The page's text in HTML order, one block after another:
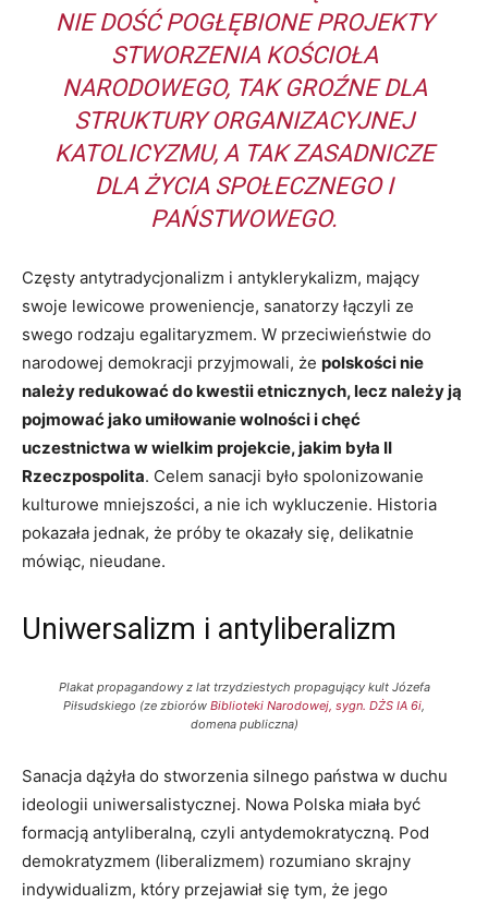
NIE DOŚĆ POGŁĘBIONE PROJEKTY
STWORZENIA KOŚCIOŁA
NARODOWEGO, TAK GROŹNE DLA
STRUKTURY ORGANIZACYJNEJ
KATOLICYZMU, A TAK ZASADNICZE
DLA ŻYCIA SPOŁECZNEGO I
PAŃSTWOWEGO.
Częsty antytradycjonalizm i antyklerykalizm, mający
swoje lewicowe proweniencje, sanatorzy łączyli ze
swego rodzaju egalitaryzmem. W przeciwieństwie do
narodowej demokracji przyjmowali, że polskości nie
należy redukować do kwestii etnicznych, lecz należy ją
pojmować jako umiłowanie wolności i chęć
uczestnictwa w wielkim projekcie, jakim była II
Rzeczpospolita. Celem sanacji było spolonizowanie
kulturowe mniejszości, a nie ich wykluczenie. Historia
pokazała jednak, że próby te okazały się, delikatnie
mówiąc, nieudane.
Uniwersalizm i antyliberalizm
Plakat propagandowy z lat trzydziestych propagujący kult Józefa
Piłsudskiego (ze zbiorów Biblioteki Narodowej, sygn. DŻS IA 6i,
domena publiczna)
Sanacja dążyła do stworzenia silnego państwa w duchu
ideologii uniwersalistycznej. Nowa Polska miała być
formacją antyliberalną, czyli antydemokratyczną. Pod
demokratyzmem (liberalizmem) rozumiano skrajny
indywidualizm, który przejawiał się tym, że jego